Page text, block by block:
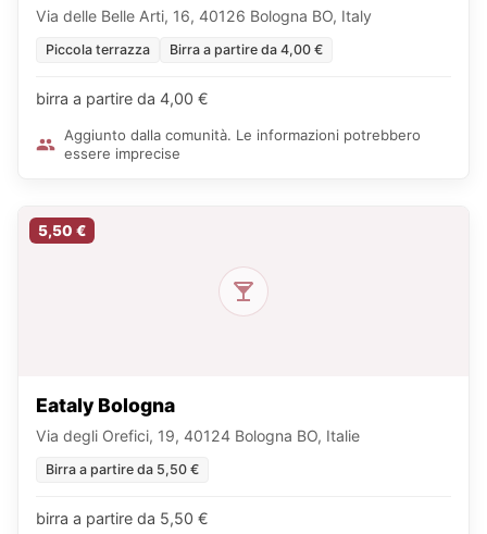
Via delle Belle Arti, 16, 40126 Bologna BO, Italy
Piccola terrazza Birra a partire da 4,00 €
birra a partire da 4,00 €
Aggiunto dalla comunità. Le informazioni potrebbero
essere imprecise
5,50 €
Eataly Bologna
Via degli Orefici, 19, 40124 Bologna BO, Italie
Birra a partire da 5,50 €
birra a partire da 5,50 €